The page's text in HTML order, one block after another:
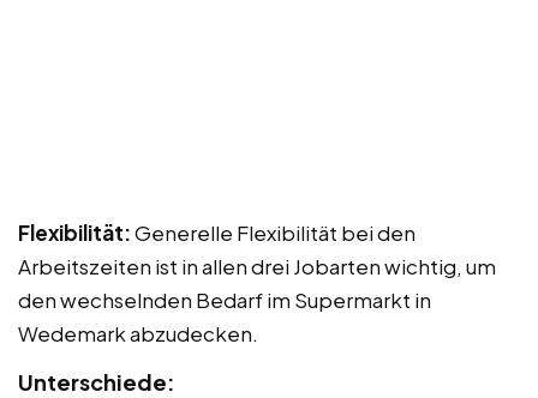
Flexibilität:Generelle Flexibilität bei den
Arbeitszeiten ist in allen drei Jobarten wichtig, um
den wechselnden Bedarf im Supermarkt in
Wedemark abzudecken.
Unterschiede: